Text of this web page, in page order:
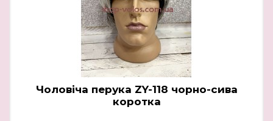
Чоловіча перука ZY-118 чорно-сива
коротка